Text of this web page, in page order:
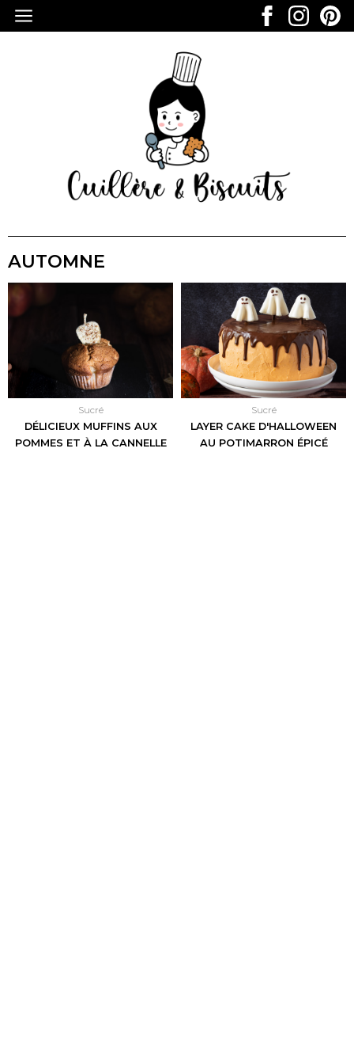
AUTOMNE
Sucré
DÉLICIEUX MUFFINS AUX
POMMES ET À LA CANNELLE
Sucré
LAYER CAKE D'HALLOWEEN
AU POTIMARRON ÉPICÉ